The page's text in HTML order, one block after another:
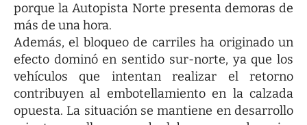
porque la Autopista Norte presenta demoras de
más de una hora.
Además, el bloqueo de carriles ha originado un
efecto dominó en sentido sur-norte, ya que los
vehículos que intentan realizar el retorno
contribuyen al embotellamiento en la calzada
opuesta. La situación se mantiene en desarrollo